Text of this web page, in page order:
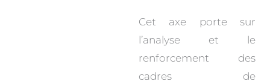
Cet axe porte sur
l’analyse et le
renforcement des
cadres de